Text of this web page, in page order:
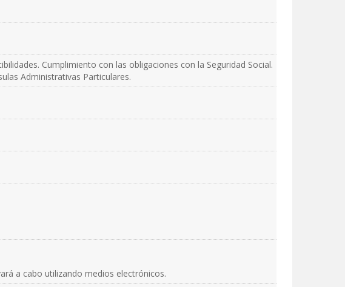
Cumplimiento con las obligaciones con la Seguridad Social.
Administrativas Particulares.
a cabo utilizando medios electrónicos.